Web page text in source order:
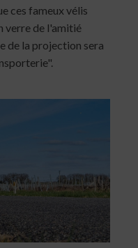
ces fameux vélis
verre de l'amitié
de la projection sera